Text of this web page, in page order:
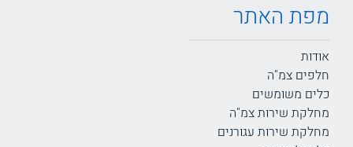
מפת האתר
אודות
חלפים צמ"ה
כלים משומשים
מחלקת שירות צמ"ה
מחלקת שירות עגורנים